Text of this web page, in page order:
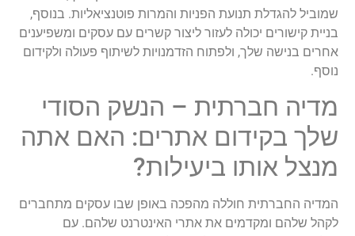
שמוביל להגדלת תנועת הפניות והמרות פוטנציאליות. בנוסף,
בניית קישורים יכולה לעזור ליצור קשרים עם עסקים ומשפיענים
אחרים בנישה שלך, ולפתוח הזדמנויות לשיתוף פעולה ולקידום
נוסף.
מדיה חברתית – הנשק הסודי
שלך בקידום אתרים: האם אתה
מנצל אותו ביעילות?
המדיה החברתית חוללה מהפכה באופן שבו עסקים מתחברים
לקהל שלהם ומקדמים את אתרי האינטרנט שלהם. עם